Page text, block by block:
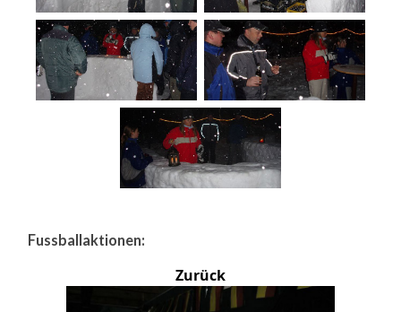
Fussballaktionen:
Zurück